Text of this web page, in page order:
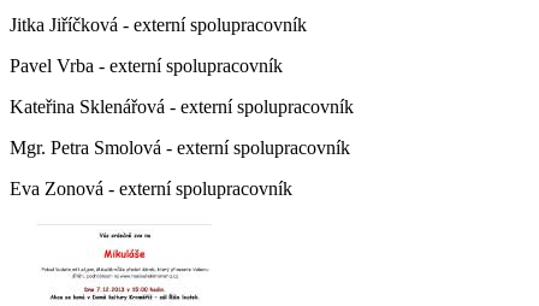
Jitka Jiříčková - externí spolupracovník
Pavel Vrba - externí spolupracovník
Kateřina Sklenářová - externí spolupracovník
Mgr. Petra Smolová - externí spolupracovník
Eva Zonová - externí spolupracovník